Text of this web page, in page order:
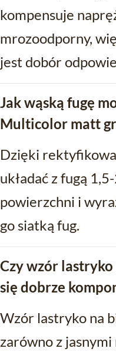
kompensuje
mrozoodporny,
jest dobór
Jak wąską fugę
Multicolor matt
Dzięki
układać z fugą
powierzchni i
go siatką fug.
Czy wzór
się dobrze
Wzór lastryko na
zarówno z